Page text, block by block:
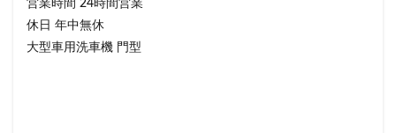
営業時間 24時間営業
休日 年中無休
大型車用洗車機 門型